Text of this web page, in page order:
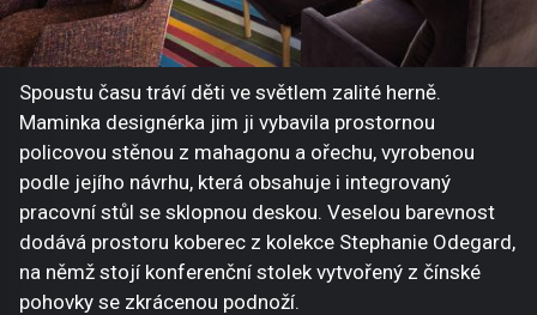
Spoustu času tráví děti ve světlem zalité herně.
Maminka designérka jim ji vybavila prostornou
policovou stěnou z mahagonu a ořechu, vyrobenou
podle jejího návrhu, která obsahuje i integrovaný
pracovní stůl se sklopnou deskou. Veselou barevnost
dodává prostoru koberec z kolekce Stephanie Odegard,
na němž stojí konferenční stolek vytvořený z čínské
pohovky se zkrácenou podnoží.